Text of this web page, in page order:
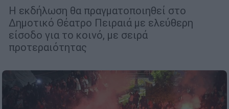
Η εκδήλωση θα πραγματοποιηθεί στο
Δημοτικό Θέατρο Πειραιά με ελεύθερη
είσοδο για το κοινό, με σειρά
προτεραιότητας